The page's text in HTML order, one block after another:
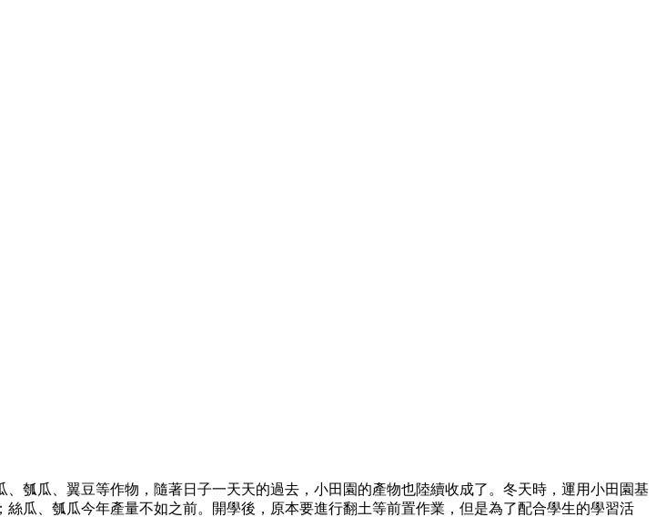
瓠瓜、翼豆等作物，隨著⽇⼦⼀天天的過去，⼩⽥園的產物也陸續收成了。冬天時，運用小田園基
瓜、瓠瓜今年產量不如之前。開學後，原本要進行翻土等前置作業，但是為了配合學生的學習活